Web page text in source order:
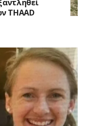
THAAD